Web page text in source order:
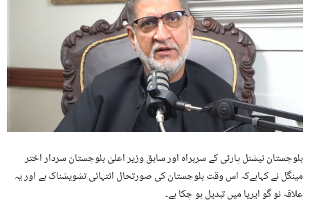
بلوچستان نیشنل پارٹی کے سربراہ اور سابق وزیر اعلیٰ بلوچستان سردار اختر
مینگل نے کہاہےکہ اس وقت بلوچستان کی صورتحال انتہائی تشویشناک ہے اور یہ
علاقہ نو گو ایریا میں تبدیل ہو چکا ہے۔